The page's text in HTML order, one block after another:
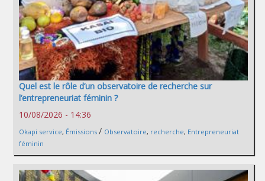
Quel est le rôle d’un observatoire de recherche sur
l’entrepreneuriat féminin ?
10/08/2026 - 14:36
Okapi service, Émissions / Observatoire, recherche, Entrepreneuriat
féminin